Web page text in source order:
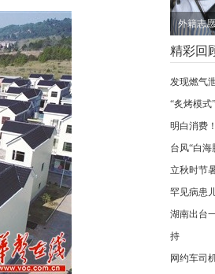
外籍志
精彩回
发现燃气
“炙烤模
明白消费
台风“白
立秋时节
罕见病患
湖南出台
持
网约车司